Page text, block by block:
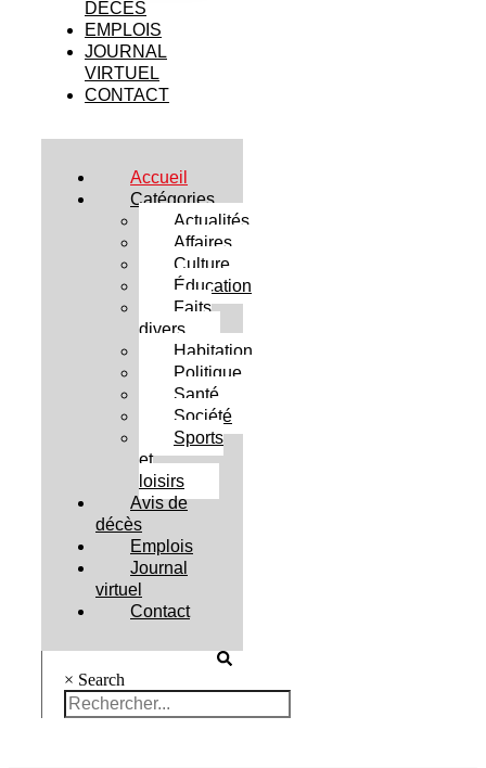
DÉCÈS
EMPLOIS
JOURNAL
VIRTUEL
CONTACT
Accueil
Catégories
Actualités
Affaires
Culture
Éducation
Faits
divers
Habitation
Politique
Santé
Société
Sports
et
loisirs
Avis de
décès
Emplois
Journal
virtuel
Contact
× Search